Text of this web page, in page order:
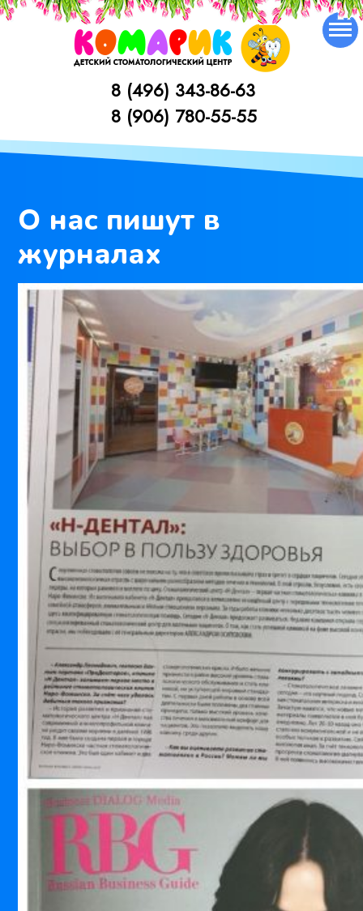
Skip
to
8 (496) 343-86-63
8 (906) 780-55-55
О нас пишут в
журналах